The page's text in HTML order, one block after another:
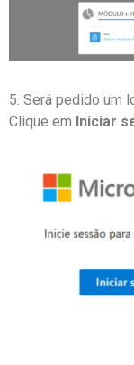
5. Será pedido um
Clique em Iniciar